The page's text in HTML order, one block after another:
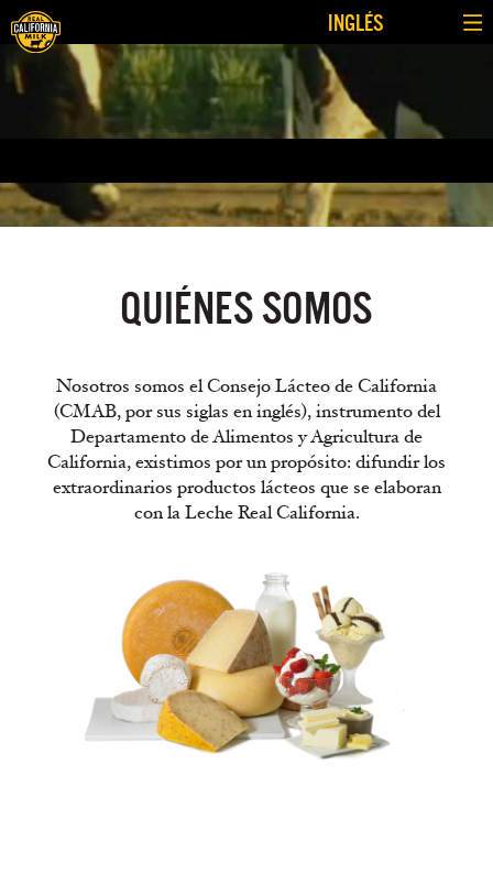
INGLÉS
QUIÉNES SOMOS
Nosotros somos el Consejo Lácteo de California
(CMAB, por sus siglas en inglés), instrumento del
Departamento de Alimentos y Agricultura de
California, existimos por un propósito: difundir los
extraordinarios productos lácteos que se elaboran
con la Leche Real California.